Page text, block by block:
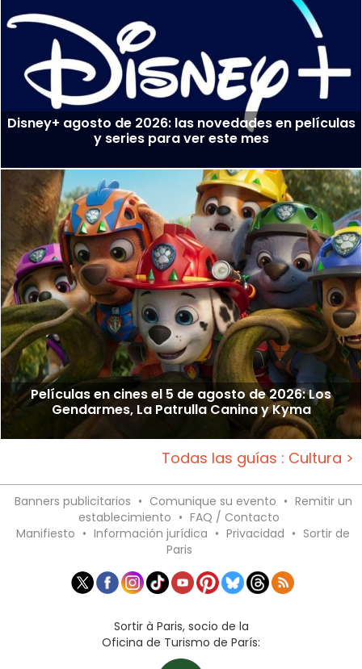
Disney+ agosto de 2026: las novedades en películas
y series para ver este mes
Películas en cines el 5 de agosto de 2026: Los
Gendarmes, La Patrulla Canina y Kyma
Todas las guías : Cultura >
Banners publicitarios • Comunique su evento • Remitir un
establecimiento • FAQ / Contacto
Manifiesto • Información jurídica • Privacidad • Sortir de
Paris
Sortir à Paris, socio de la
Oficina de Turismo de París: